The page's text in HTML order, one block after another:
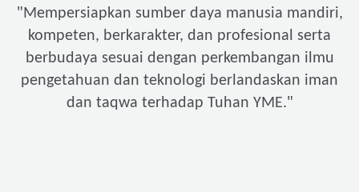
"Mempersiapkan sumber daya manusia mandiri,
kompeten, berkarakter, dan profesional serta
berbudaya sesuai dengan perkembangan ilmu
pengetahuan dan teknologi berlandaskan iman
dan taqwa terhadap Tuhan YME."